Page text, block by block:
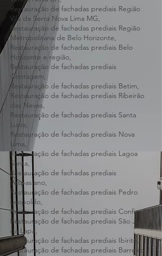
Restauração de fachadas prediais Região
Venda Nova BH,
Restauração de fachadas prediais Região
Vila da Serra Nova Lima MG,
Restauração de fachadas prediais Região
Metropolitana de Belo Horizonte,
Restauração de fachadas prediais Belo
Horizonte e região,
Restauração de fachadas prediais
Contagem,
Restauração de fachadas prediais Betim,
Restauração de fachadas prediais Ribeirão
das Neves,
Restauração de fachadas prediais Santa
Luzia,
Restauração de fachadas prediais Nova
Lima,
Restauração de fachadas prediais Lagoa
Santa,
Restauração de fachadas prediais
Vespasiano,
Restauração de fachadas prediais Pedro
Leopoldo,
Restauração de fachadas prediais Confins,
Restauração de fachadas prediais São José
da Lapa,